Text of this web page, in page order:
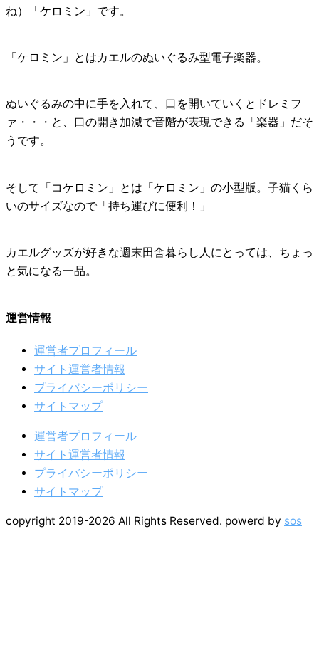
ね）「ケロミン」です。
「ケロミン」とはカエルのぬいぐるみ型電子楽器。
ぬいぐるみの中に手を入れて、口を開いていくとドレミフ
ァ・・・と、口の開き加減で音階が表現できる「楽器」だそ
うです。
そして「コケロミン」とは「ケロミン」の小型版。子猫くら
いのサイズなので「持ち運びに便利！」
カエルグッズが好きな週末田舎暮らし人にとっては、ちょっ
と気になる一品。
運営情報
運営者プロフィール
サイト運営者情報
プライバシーポリシー
サイトマップ
運営者プロフィール
サイト運営者情報
プライバシーポリシー
サイトマップ
copyright 2019-2026 All Rights Reserved. powerd by sos